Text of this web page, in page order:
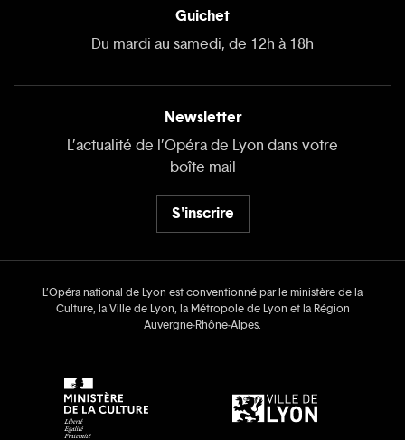
Guichet
Du mardi au samedi, de 12h à 18h
Newsletter
L’actualité de l’Opéra de Lyon dans votre
boîte mail
S'inscrire
L’Opéra national de Lyon est conventionné par le ministère de la
Culture, la Ville de Lyon, la Métropole de Lyon et la Région
Auvergne‑Rhône‑Alpes.